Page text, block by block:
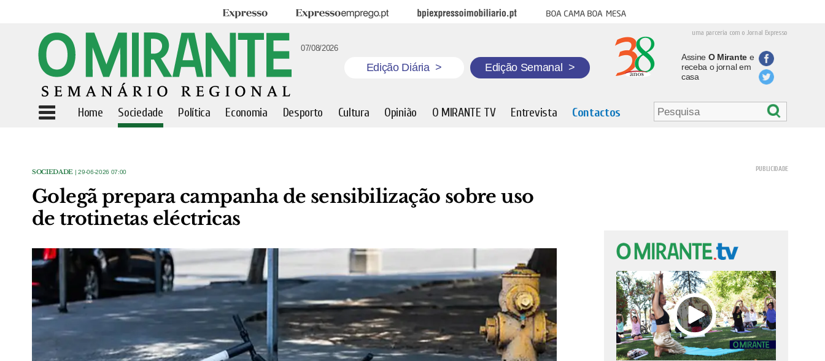
Expresso Expresso Emprego BPI Expresso Imobiliário Boa cama boa mesa
uma parceria com o Jornal Expresso
07/08/2026
Edição Diária > Edição Semanal >
Assine O Mirantee
receba o jornal em
casa
Home Sociedade Política Economia Desporto Cultura Opinião O MIRANTE TV Entrevista Contactos
SOCIEDADE | 29-06-2026 07:00
Golegã prepara campanha de sensibilização sobre uso
de trotinetas eléctricas